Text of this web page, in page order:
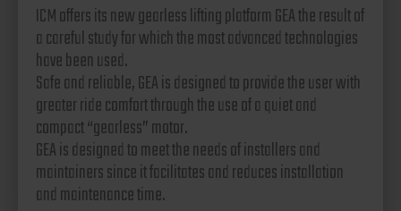
ICM offers its new gearless lifting platform GEA the result of
a careful study for which the most advanced technologies
have been used.
Safe and reliable, GEA is designed to provide the user with
greater ride comfort through the use of a quiet and
compact “gearless” motor.
GEA is designed to meet the needs of installers and
maintainers since it facilitates and reduces installation
and maintenance time.